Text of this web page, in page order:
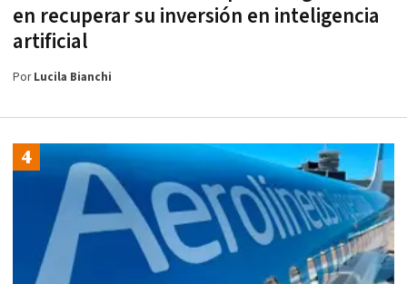
en recuperar su inversión en inteligencia
artificial
PorLucila Bianchi